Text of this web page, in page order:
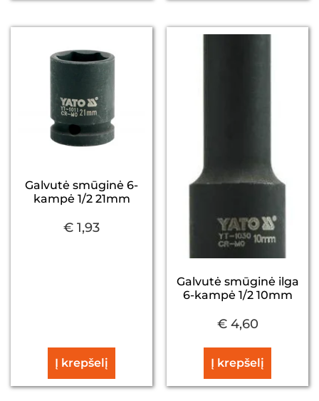
Galvutė smūginė 6-
kampė 1/2 21mm
€ 1,93
Į krepšelį
Galvutė smūginė ilga
6-kampė 1/2 10mm
€4,60
Į krepšelį